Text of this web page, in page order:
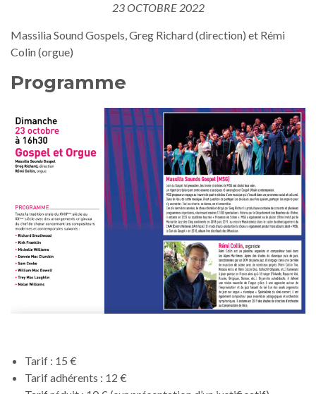
23 OCTOBRE 2022
Massilia Sound Gospels, Greg Richard (direction) et Rémi
Colin (orgue)
Programme
Tarif : 15 €
Tarif adhérents : 12 €